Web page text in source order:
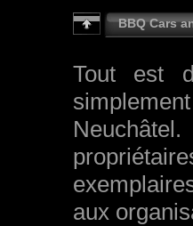
BBQ Cars
Tout est
aux